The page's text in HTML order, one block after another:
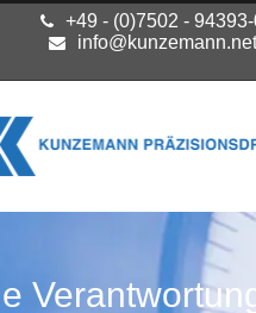
+49 - (0)7502 -
info@kunzemann.net